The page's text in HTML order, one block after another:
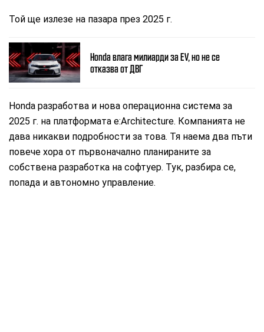
Той ще излезе на пазара през 2025 г.
Honda влага милиарди за EV, но не се
отказва от ДВГ
Honda разработва и нова операционна система за
2025 г. на платформата e:Architecture. Компанията не
дава никакви подробности за това. Тя наема два пъти
повече хора от първоначално планираните за
собствена разработка на софтуер. Тук, разбира се,
попада и автономно управление.